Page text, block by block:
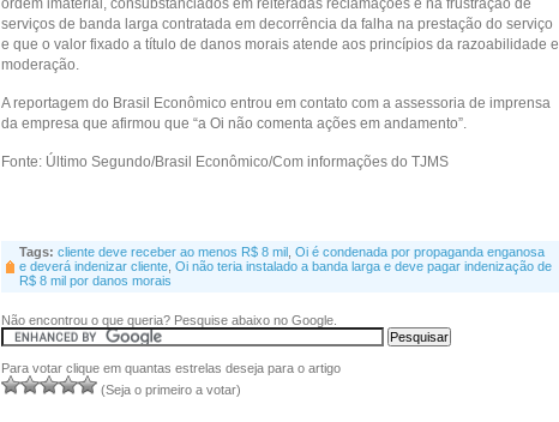
ordem imaterial, consubstanciados em reiteradas reclamações e na frustração de
serviços de banda larga contratada em decorrência da falha na prestação do serviço
e que o valor fixado a título de danos morais atende aos princípios da razoabilidade e
moderação.
A reportagem do Brasil Econômico entrou em contato com a assessoria de imprensa
da empresa que afirmou que “a Oi não comenta ações em andamento”.
Fonte: Último Segundo/Brasil Econômico/Com informações do TJMS
Tags: cliente deve receber ao menos R$ 8 mil
Oi é condenada por propaganda enganosa
e deverá indenizar cliente Oi não teria instalado a banda larga e deve pagar indenização de
R$ 8 mil por danos morais
Não encontrou o que queria? Pesquise abaixo no Google.
Para votar clique em quantas estrelas deseja para o artigo
(Seja o primeiro a votar)